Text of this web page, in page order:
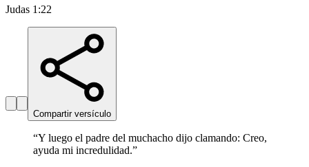
Judas 1:22
Compartir versículo
“Y luego el padre del muchacho dijo clamando: Creo,
ayuda mi incredulidad.”